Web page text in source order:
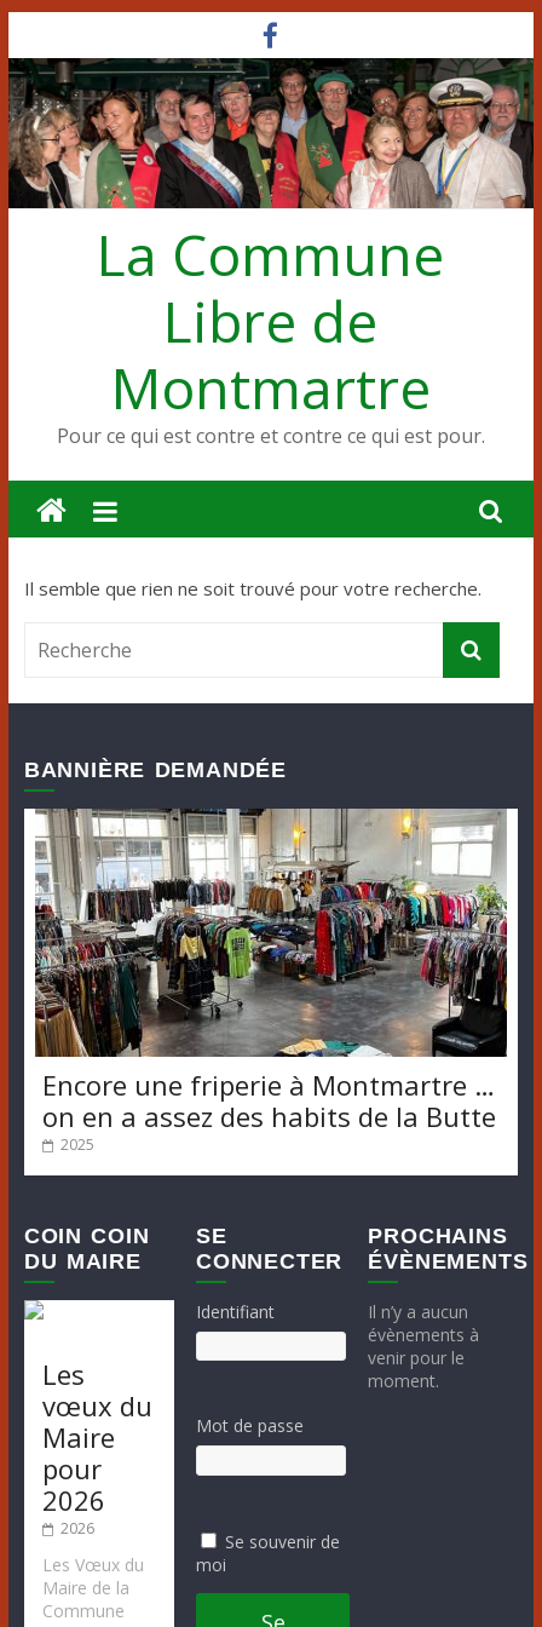
au
contenu
La Commune
Libre de
Montmartre
Pour ce qui est contre et contre ce qui est pour.
Il semble que rien ne soit trouvé pour votre recherche.
BANNIÈRE DEMANDÉE
Encore une friperie à Montmartre …
on en a assez des habits de la Butte
2025
COIN COIN
DU MAIRE
Les
vœux du
Maire
pour
2026
2026
Les Vœux du
Maire de la
Commune
SE
CONNECTER
Identifiant
Mot de passe
Se souvenir de
moi
PROCHAINS
ÉVÈNEMENTS
Il n’y a aucun
évènements à
venir pour le
moment.